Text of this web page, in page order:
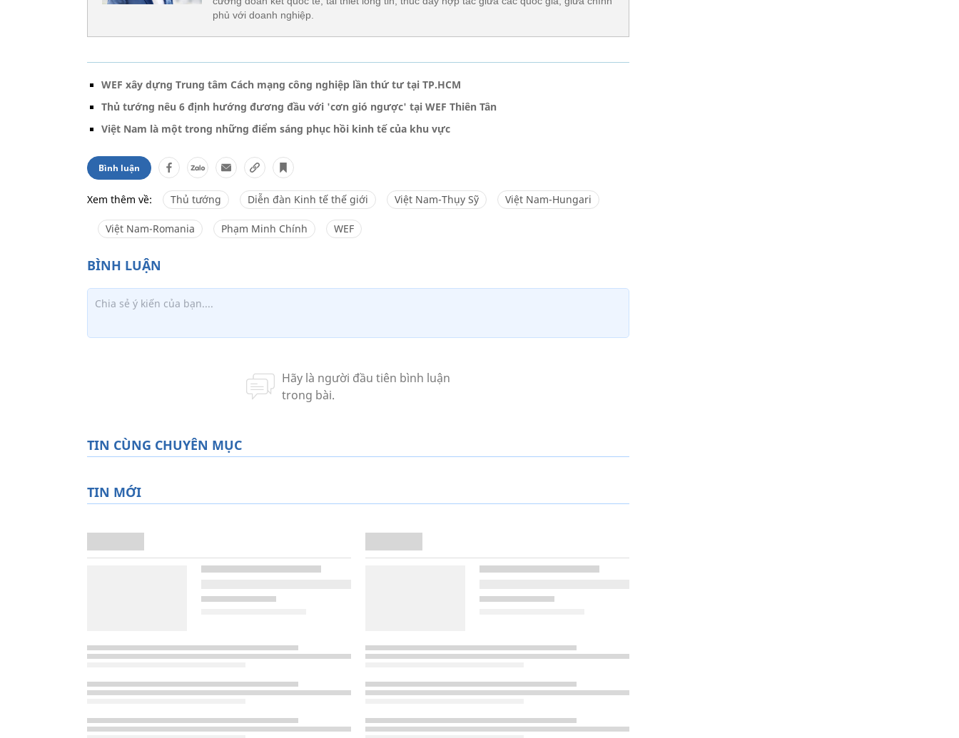
phủ với doanh nghiệp.
WEF xây dựng Trung tâm Cách mạng công nghiệp lần thứ tư tại TP.HCM
Thủ tướng nêu 6 định hướng đương đầu với 'cơn gió ngược' tại WEF Thiên Tân
Việt Nam là một trong những điểm sáng phục hồi kinh tế của khu vực
Bình luận
Xem thêm về: Thủ tướng Diễn đàn Kinh tế thế giới Việt Nam-Thụy Sỹ Việt Nam-Hungari
Việt Nam-Romania Phạm Minh Chính WEF
TIN CÙNG CHUYÊN MỤC
TIN MỚI